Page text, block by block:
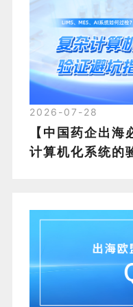
2026-07-28
【中国药企出
计算机化系统的